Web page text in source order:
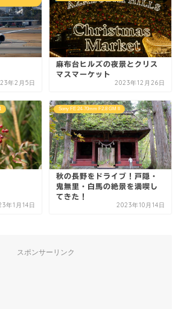
年2月5日
麻布台ヒルズの夜景とクリス
マスマーケット
2023年12月26日
年1月14日
Sony FE 24-70mm F2.8 GM II
秋の長野をドライブ！戸隠・
鬼無里・白馬の絶景を満喫し
てきた！
2023年10月14日
スポンサーリンク